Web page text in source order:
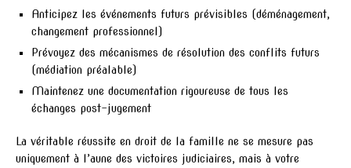
Anticipez les événements futurs prévisibles (déménagement,
changement professionnel)
Prévoyez des mécanismes de résolution des conflits futurs
(médiation préalable)
Maintenez une documentation rigoureuse de tous les
échanges post-jugement
La véritable réussite en droit de la famille ne se mesure pas
uniquement à l’aune des victoires judiciaires, mais à votre